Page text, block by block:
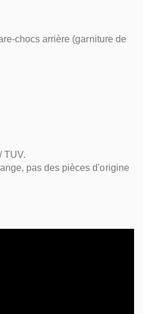
chocs arrière (garniture de
TUV.
pas des pièces d'origine